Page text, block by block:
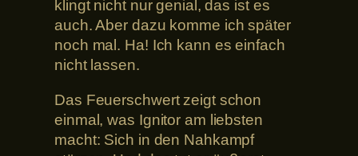
klingt nicht nur genial, das ist es
auch. Aber dazu komme ich später
noch mal. Ha! Ich kann es einfach
nicht lassen.
Das Feuerschwert zeigt schon
einmal, was Ignitor am liebsten
macht: Sich in den Nahkampf